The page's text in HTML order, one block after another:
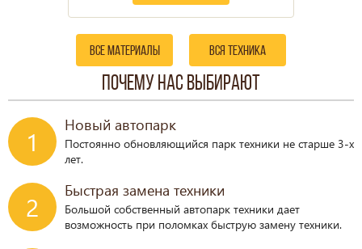
все материалы вся техника
почему нас выбирают
1
Новый автопарк
Постоянно обновляющийся парк техники не старше 3-х
лет.
2
Быстрая замена техники
Большой собственный автопарк техники дает
возможность при поломках быструю замену техники.